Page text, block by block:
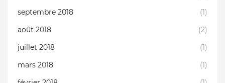
septembre 2018
(1)
août 2018
(2)
juillet 2018
(1)
mars 2018
(1)